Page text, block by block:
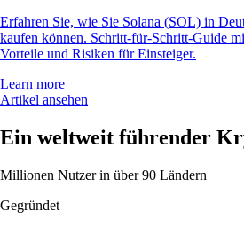
Erfahren Sie, wie Sie Solana (SOL) in
kaufen können. Schritt-für-Schritt-Guide
Vorteile und Risiken für Einsteiger.
Learn more
Artikel ansehen
Ein weltweit führender
Millionen Nutzer in über 90 Ländern
Gegründet